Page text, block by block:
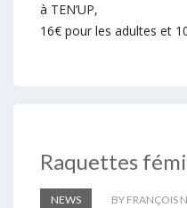
à TEN’UP,
16€ pour les adultes et
Raquettes
NEWS BY FRANÇOIS